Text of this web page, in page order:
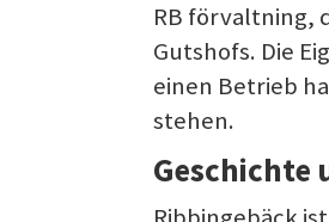
RB förvaltning,
Gutshofs. Die
einen Betrieb
stehen.
Geschichte